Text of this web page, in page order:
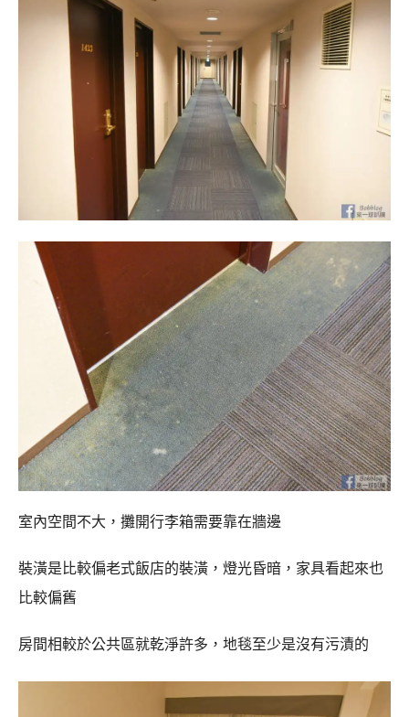
室內空間不大，攤開行李箱需要靠在牆邊
裝潢是比較偏老式飯店的裝潢，燈光昏暗，家具看起來也
比較偏舊
房間相較於公共區就乾淨許多，地毯至少是沒有污漬的